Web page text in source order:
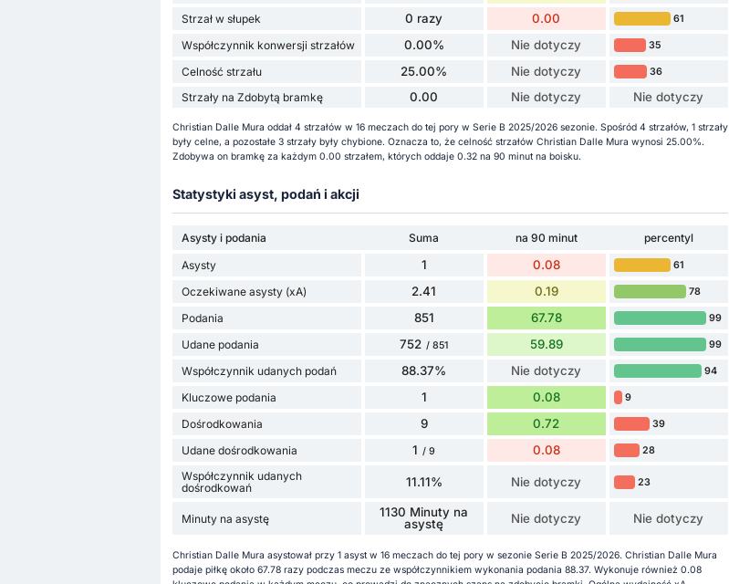
Strzał w słupek 0 razy 0.00 61
Współczynnik konwersji strzałów 0.00% Nie dotyczy 35
Celność strzału 25.00% Nie dotyczy 36
Strzały na Zdobytą bramkę 0.00 Nie dotyczy Nie dotyczy
Christian Dalle Mura oddał 4 strzałów w 16 meczach do tej pory w Serie B 2025/2026 sezonie. Spośród 4 strzałów, 1 strzały
były celne, a pozostałe 3 strzały były chybione. Oznacza to, że celność strzałów Christian Dalle Mura wynosi 25.00%.
Zdobywa on bramkę za każdym 0.00 strzałem, których oddaje 0.32 na 90 minut na boisku.
Statystyki asyst, podań i akcji
Asysty i podania Suma na 90 minut
percentyl
Asysty
1 0.08 61
Oczekiwane asysty (xA) 2.41 0.19 78
Podania 851 67.78 99
Udane podania 752 / 851 59.89 99
Współczynnik udanych podań 88.37% Nie dotyczy 94
Kluczowe podania 1 0.08 9
Dośrodkowania 9 0.72 39
Udane dośrodkowania 1 / 9 0.08 28
Współczynnik udanych
dośrodkowań
11.11% Nie dotyczy 23
Minuty na asystę
1130 Minuty na
asystę
Nie dotyczy Nie dotyczy
Christian Dalle Mura asystował przy 1 asyst w 16 meczach do tej pory w sezonie Serie B 2025/2026. Christian Dalle Mura
podaje piłkę około 67.78 razy podczas meczu ze współczynnikiem wykonania podania 88.37. Wykonuje również 0.08